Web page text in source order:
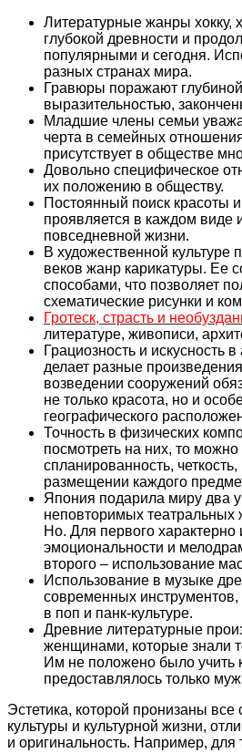
Литературные жанры хокку,
глубокой древности и
популярными и сегодня.
разных странах мира.
Гравюры поражают
выразительностью,
Младшие члены семьи
черта в семейных
присутствует в обществе
Довольно специфическое
их положению в обществу.
Постоянный поиск красоты
проявляется в каждом виде
повседневной жизни.
В художественной культуре
веков жанр карикатуры. Ее
способами, что позволяет
схематические рисунки и
Гротеск, страсть и
литературе, живописи,
Грациозность и искусность в
делает разные
возведении сооружений
не только красота, но и
географического
Точность в физических
посмотреть на них, то можно
спланированность,
размещении каждого
Япония подарила миру два
неповторимых театральных
Но. Для первого характерно
эмоциональности и
второго – использование
Использование в музыке
современных инструментов,
в поп и панк-культуре.
Древние литературные
женщинами, которые знали
Им не положено было учить
предоставлялось только
Эстетика, которой пронизаны
культуры и культурной жизни,
и оригинальность. Например, для